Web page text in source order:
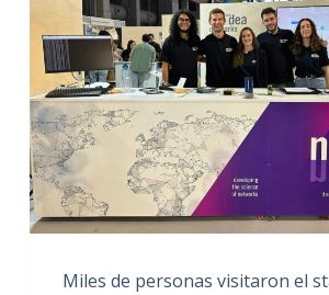
Miles de personas visitaron el